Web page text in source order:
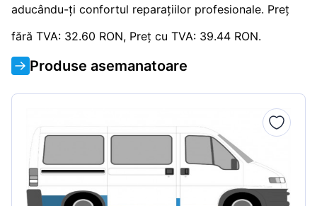
aducându-ți confortul reparațiilor profesionale. Preț
fără TVA: 32.60 RON, Preț cu TVA: 39.44 RON.
Produse asemanatoare